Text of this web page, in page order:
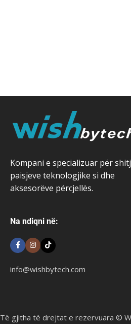
Kompani e specializuar për
paisjeve teknologjike si dhe
aksesorëve përcjellës.
Na ndiqni në:
info@wishbytech.com
Të gjitha të drejtat e rezervuara ©